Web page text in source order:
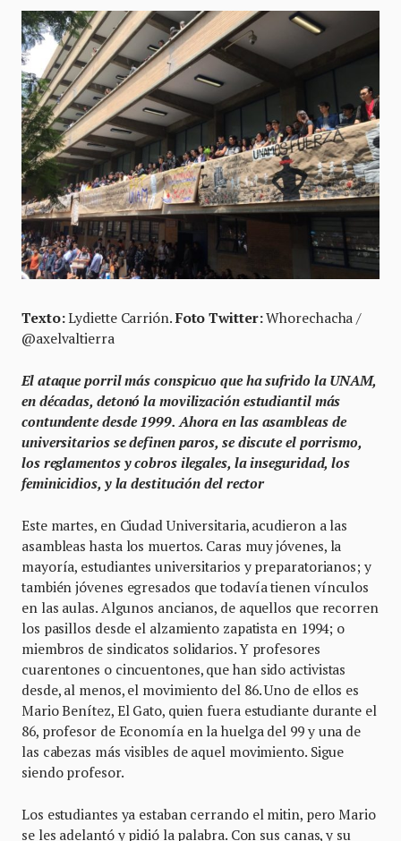
Texto:Lydiette Carrión. Foto Twitter:Whorechacha‏ /
@axelvaltierra
El ataque porril más conspicuo que ha sufrido la UNAM,
en décadas, detonó la movilización estudiantil más
contundente desde 1999. Ahora en las asambleas de
universitarios se definen paros, se discute el porrismo,
los reglamentos y cobros ilegales, la inseguridad, los
feminicidios, y la destitución del rector
Este martes, en Ciudad Universitaria, acudieron a las
asambleas hasta los muertos. Caras muy jóvenes, la
mayoría, estudiantes universitarios y preparatorianos; y
también jóvenes egresados que todavía tienen vínculos
en las aulas. Algunos ancianos, de aquellos que recorren
los pasillos desde el alzamiento zapatista en 1994; o
miembros de sindicatos solidarios. Y profesores
cuarentones o cincuentones, que han sido activistas
desde, al menos, el movimiento del 86. Uno de ellos es
Mario Benítez, El Gato, quien fuera estudiante durante el
86, profesor de Economía en la huelga del 99 y una de
las cabezas más visibles de aquel movimiento. Sigue
siendo profesor.
Los estudiantes ya estaban cerrando el mitin, pero Mario
se les adelantó y pidió la palabra. Con sus canas, y su